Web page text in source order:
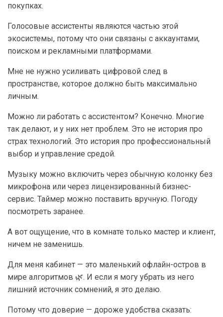
покупках.
Голосовые ассистенты являются частью этой
экосистемы, потому что они связаны с аккаунтами,
поиском и рекламными платформами.
Мне не нужно усиливать цифровой след в
пространстве, которое должно быть максимально
личным.
Можно ли работать с ассистентом? Конечно. Многие
так делают, и у них нет проблем. Это не история про
страх технологий. Это история про профессиональный
выбор и управление средой.
Музыку можно включить через обычную колонку без
микрофона или через лицензированный бизнес-
сервис. Таймер можно поставить вручную. Погоду
посмотреть заранее.
А вот ощущение, что в комнате только мастер и клиент,
ничем не заменишь.
Для меня кабинет — это маленький офлайн-остров в
мире алгоритмов 🌿. И если я могу убрать из него
лишний источник сомнений, я это делаю.
Потому что доверие — дороже удобства сказать: